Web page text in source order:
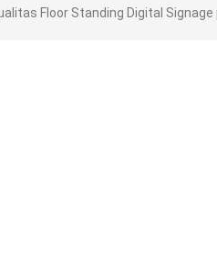
Floor Standing Digital